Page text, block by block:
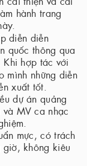
hành trang
diễn diễn
quốc thông qua
hợp tác với
mình những diễn
xuất tốt.
dự án quảng
MV ca nhạc
mực, có trách
giờ, không kiêu